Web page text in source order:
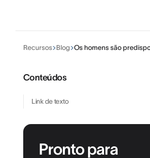
Recursos Blog Os homens são
Conteúdos
Link de texto
Pronto para